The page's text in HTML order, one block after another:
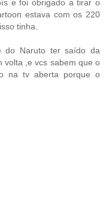
e foi obrigado a tirar o
estava com os 220
tinha.
do Naruto ter saído da
volta ,e vcs sabem que o
na tv aberta porque o